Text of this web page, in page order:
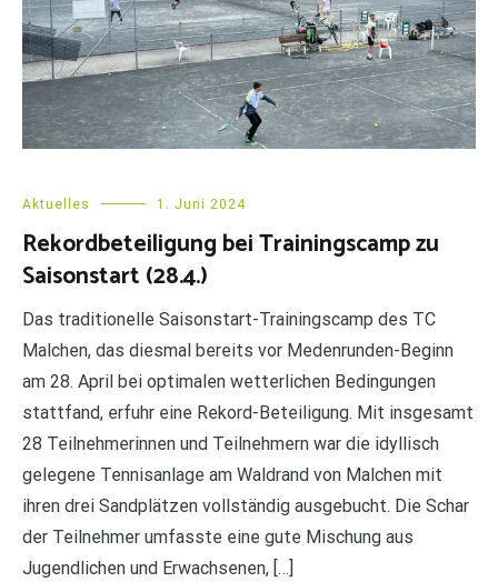
Aktuelles 1. Juni 2024
Rekordbeteiligung bei Trainingscamp zu
Saisonstart (28.4.)
Das traditionelle Saisonstart-Trainingscamp des TC
Malchen, das diesmal bereits vor Medenrunden-Beginn
am 28. April bei optimalen wetterlichen Bedingungen
stattfand, erfuhr eine Rekord-Beteiligung. Mit insgesamt
28 Teilnehmerinnen und Teilnehmern war die idyllisch
gelegene Tennisanlage am Waldrand von Malchen mit
ihren drei Sandplätzen vollständig ausgebucht. Die Schar
der Teilnehmer umfasste eine gute Mischung aus
Jugendlichen und Erwachsenen, […]